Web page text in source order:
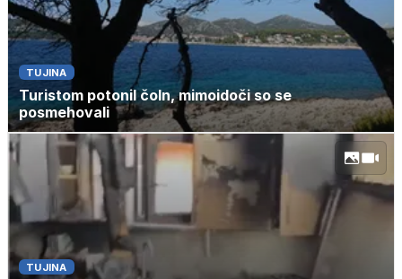
TUJINA
Turistom potonil čoln, mimoidoči so se
posmehovali
TUJINA